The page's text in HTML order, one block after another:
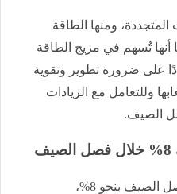
ومنها الطاقة
أنها تُسهم في مزيج الطاقة
17.5%، مشددًا على ضرورة تطوير وتقوية
وللتعامل مع الزيادات
الصيف.
وتوقع زيادة الاستهلاك خلال فصل الصيف بنحو 8%،